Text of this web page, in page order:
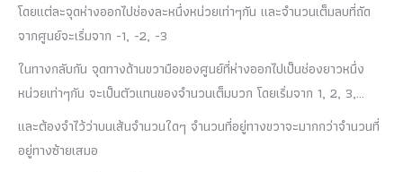
โดยแต่ละจุดห่างออกไปช่องละหนึ่งหน่วยเท่าๆกัน และจำนวนเต็มลบที่ถัด
จากศูนย์จะเริ่มจาก -1, -2, -3
ในทางกลับกัน จุดทางด้านขวามือของศูนย์ที่ห่างออกไปเป็นช่องยาวหนึ่ง
หน่วยเท่าๆกัน จะเป็นตัวแทนของจำนวนเต็มบวก โดยเริ่มจาก 1, 2, 3,…
และต้องจำไว้ว่าบนเส้นจำนวนใดๆ จำนวนที่อยู่ทางขวาจะมากกว่าจำนวนที่
อยู่ทางซ้ายเสมอ